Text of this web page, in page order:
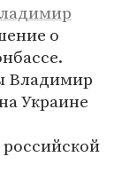
о
Владимир
Украине